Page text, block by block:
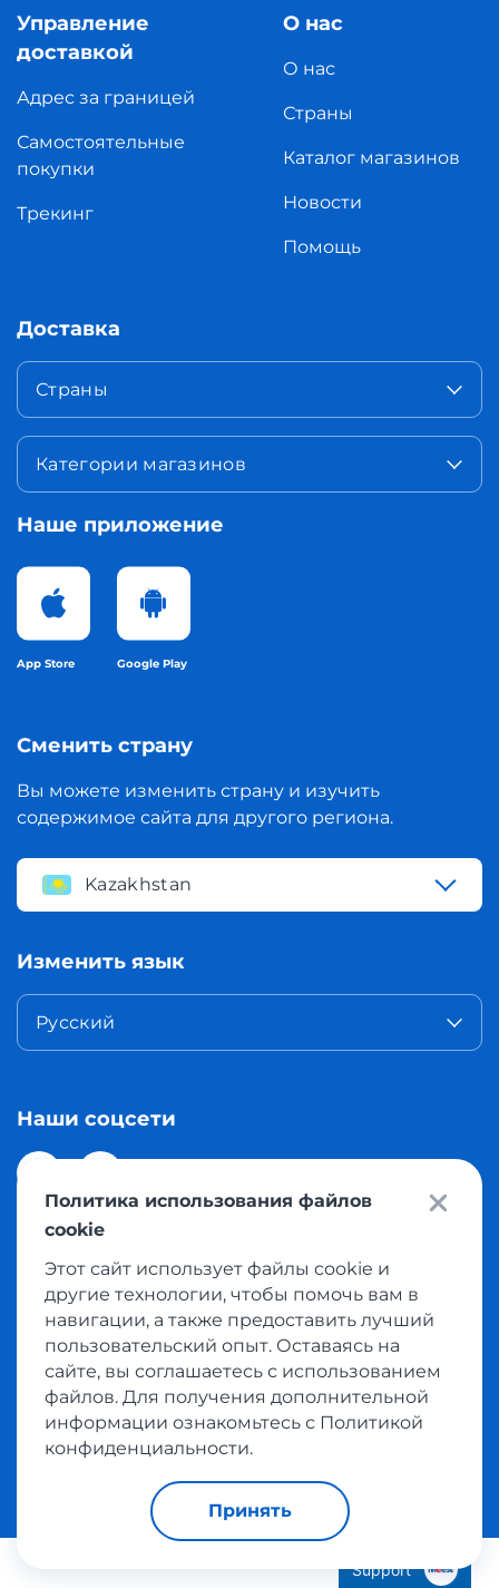
Управление
доставкой
Адрес за границей
Самостоятельные
покупки
Трекинг
О нас
О нас
Страны
Каталог магазинов
Новости
Помощь
Доставка
Страны
Категории магазинов
Наше приложение
App Store Google Play
Сменить страну
Вы можете изменить страну и изучить
содержимое сайта для другого региона.
Kazakhstan
Изменить язык
Русский
Наши соцсети
© 2026 Meest Shopping доставка покупок с интернет
магазинов мира в Казахстан. Все права защищены
Политика конфиденциальности
Публичная оферта
Условия пользования сервисом выкупа товаров
Политика использования файлов
cookie
Этот сайт использует файлы cookie и
другие технологии, чтобы помочь вам в
навигации, а также предоставить лучший
пользовательский опыт. Оставаясь на
сайте, вы соглашаетесь с использованием
файлов. Для получения дополнительной
информации ознакомьтесь с Политикой
конфиденциальности.
Принять
Support